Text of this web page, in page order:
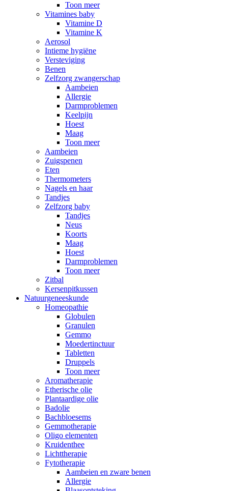
Toon meer
Vitamines baby
Vitamine D
Vitamine K
Aerosol
Intieme hygiëne
Versteviging
Benen
Zelfzorg zwangerschap
Aambeien
Allergie
Darmproblemen
Keelpijn
Hoest
Maag
Toon meer
Aambeien
Zuigspenen
Eten
Thermometers
Nagels en haar
Tandjes
Zelfzorg baby
Tandjes
Neus
Koorts
Maag
Hoest
Darmproblemen
Toon meer
Zitbal
Kersenpitkussen
Natuurgeneeskunde
Homeopathie
Globulen
Granulen
Gemmo
Moedertinctuur
Tabletten
Druppels
Toon meer
Aromatherapie
Etherische olie
Plantaardige olie
Badolie
Bachbloesems
Gemmotherapie
Oligo elementen
Kruidenthee
Lichttherapie
Fytotherapie
Aambeien en zware benen
Allergie